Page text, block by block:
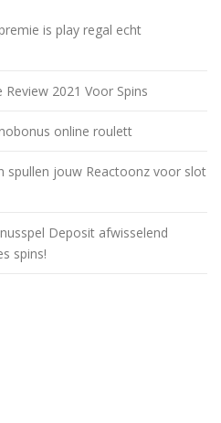
is play regal echt
2021 Voor Spins
online roulett
spullen jouw Reactoonz voor slot
Deposit afwisselend
spins!